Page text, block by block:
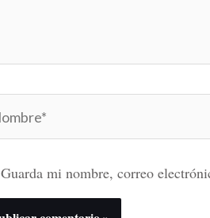
Guarda mi nombre, correo